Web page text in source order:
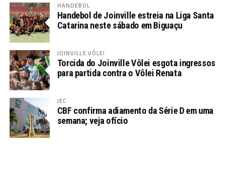
HANDEBOL
Handebol de Joinville estreia na Liga Santa
Catarina neste sábado em Biguaçu
JOINVILLE VÔLEI
Torcida do Joinville Vôlei esgota ingressos
para partida contra o Vôlei Renata
JEC
CBF confirma adiamento da Série D em uma
semana; veja ofício